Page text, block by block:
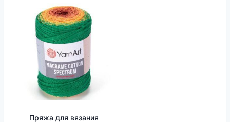
Пряжа для вязания